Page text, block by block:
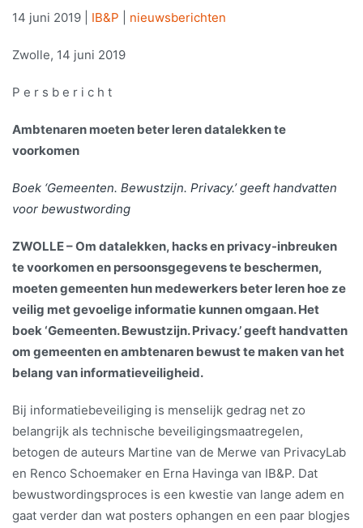
14 juni 2019 IB&P nieuwsberichten
Zwolle, 14 juni 2019
P e r s b e r i c h t
Ambtenaren moeten beter leren datalekken te
voorkomen
Boek ‘Gemeenten. Bewustzijn. Privacy.’ geeft handvatten
voor bewustwording
ZWOLLE – Om datalekken, hacks en privacy-inbreuken
te voorkomen en persoonsgegevens te beschermen,
moeten gemeenten hun medewerkers beter leren hoe ze
veilig met gevoelige informatie kunnen omgaan. Het
boek ‘Gemeenten. Bewustzijn. Privacy.’ geeft handvatten
om gemeenten en ambtenaren bewust te maken van het
belang van informatieveiligheid.
Bij informatiebeveiliging is menselijk gedrag net zo
belangrijk als technische beveiligingsmaatregelen,
betogen de auteurs Martine van de Merwe van PrivacyLab
en Renco Schoemaker en Erna Havinga van IB&P. Dat
bewustwordingsproces is een kwestie van lange adem en
gaat verder dan wat posters ophangen en een paar blogjes